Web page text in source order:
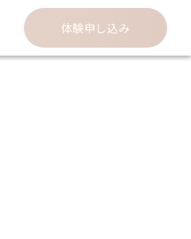
体験申し込み